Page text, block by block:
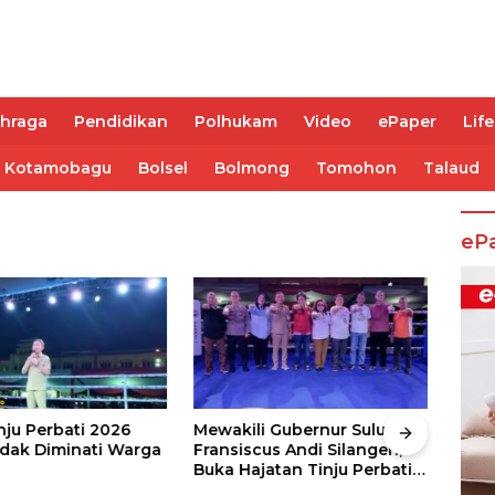
Pendidikan Polhukam Video ePaper
Kotamobagu Bolsel Bolmong Tomohon Talaud
Perbati 2026
Diminati Warga
Mewakili Gubernur Sulut, dr
Fransiscus Andi Silangen,
Buka Hajatan Tinju Perbati